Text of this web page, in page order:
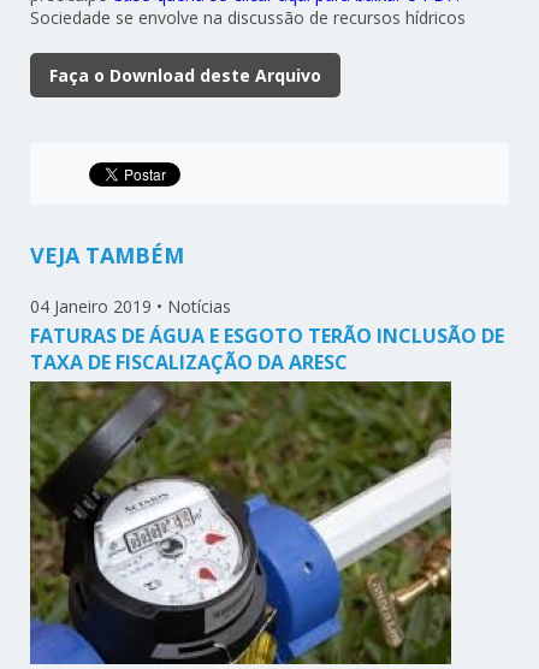
Sociedade se envolve na discussão de recursos hídricos
Faça o Download deste Arquivo
VEJA TAMBÉM
04 Janeiro 2019 • Notícias
FATURAS DE ÁGUA E ESGOTO TERÃO INCLUSÃO DE
TAXA DE FISCALIZAÇÃO DA ARESC